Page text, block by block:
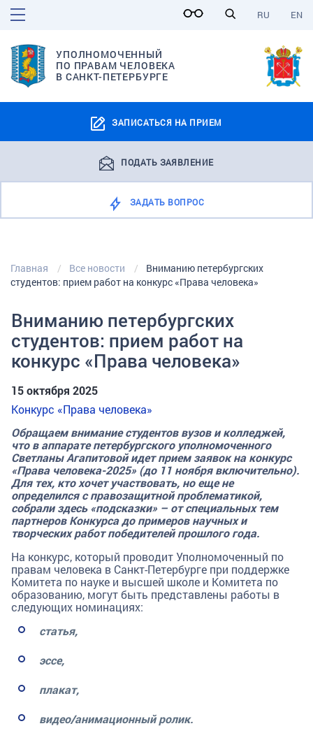
EN
RU
УПОЛНОМОЧЕННЫЙ
ПО ПРАВАМ ЧЕЛОВЕКА
В САНКТ-ПЕТЕРБУРГЕ
ЗАПИСАТЬСЯ НА ПРИЕМ
ПОДАТЬ ЗАЯВЛЕНИЕ
ЗАДАТЬ ВОПРОС
Главная Все новости
Вниманию петербургских
студентов: прием работ на конкурс «Права человека»
Вниманию петербургских
студентов: прием работ на
конкурс «Права человека»
15 октября 2025
Конкурс «Права человека»
Обращаем внимание студентов вузов и колледжей,
что в аппарате петербургского уполномоченного
Светланы Агапитовойидет прием заявок на конкурс
«Права человека-2025» (до 11 ноября включительно).
Для тех, кто хочет участвовать, но еще не
определился с правозащитной проблематикой,
собрали здесь «подсказки» – от специальных тем
партнеров Конкурса до примеров научных и
творческих работ победителей прошлого года.
На конкурс, который проводит Уполномоченный по
правам человека в Санкт-Петербурге при поддержке
Комитета по науке и высшей школе и Комитета по
образованию, могут быть представлены работы в
следующих номинациях:
статья,
эссе,
плакат,
видео/анимационный ролик.